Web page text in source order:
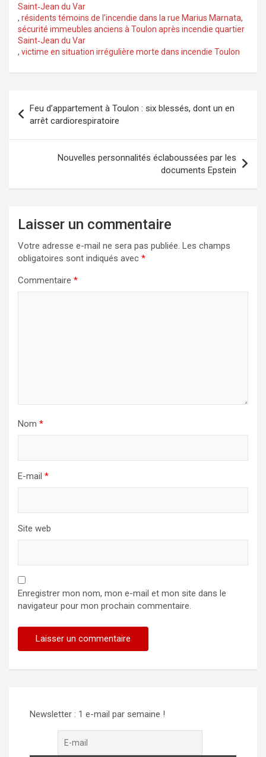
Saint‑Jean du Var
, résidents témoins de l’incendie dans la rue Marius Marnata,
sécurité immeubles anciens à Toulon après incendie quartier
Saint‑Jean du Var
, victime en situation irrégulière morte dans incendie Toulon
de
l’article
Feu d’appartement à Toulon : six blessés, dont un en
arrêt cardiorespiratoire
Nouvelles personnalités éclaboussées par les
documents Epstein
Laisser un commentaire
Votre adresse e-mail ne sera pas publiée. Les champs
obligatoires sont indiqués avec *
Commentaire *
Nom *
E-mail *
Site web
Enregistrer mon nom, mon e-mail et mon site dans le
navigateur pour mon prochain commentaire.
Newsletter : 1 e-mail par semaine !